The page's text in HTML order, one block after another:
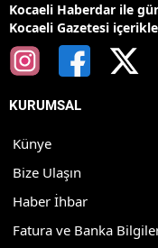
Kocaeli Haberdar ile
Kocaeli Gazetesi
KURUMSAL
Künye
Bize Ulaşın
Haber İhbar
Fatura ve Banka